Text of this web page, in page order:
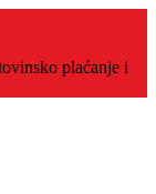
plaćanje i